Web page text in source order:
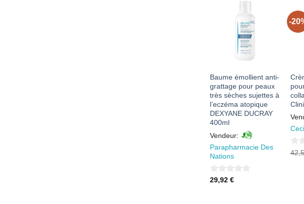
AJOUTER
À MES
FAVORIS
Baume émollient anti-
grattage pour peaux
très sèches sujettes à
l’eczéma atopique
DEXYANE DUCRAY
400ml
Vendeur:
Parapharmacie Des
Nations
0
29,92 €
-
0